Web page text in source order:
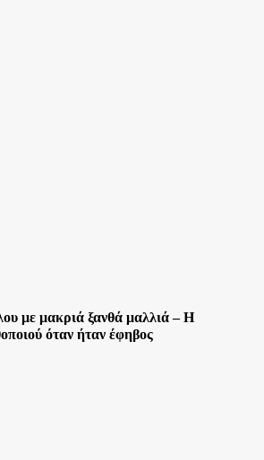
με μακριά ξανθά μαλλιά – Η
όταν ήταν έφηβος